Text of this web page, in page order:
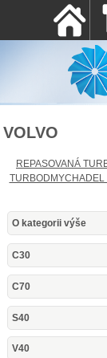
VOLVO
REPASOVANÁ
TURBODMYCHADEL
O kategorii výše
C30
C70
S40
V40